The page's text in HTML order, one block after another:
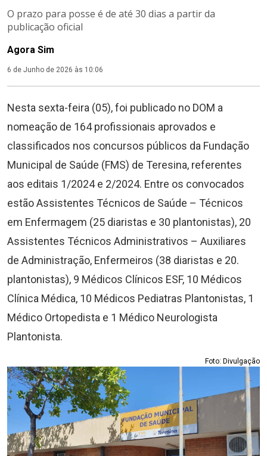
O prazo para posse é de até 30 dias a partir da
publicação oficial
Agora Sim
6 de Junho de 2026 às 10:06
Nesta sexta-feira (05), foi publicado no DOM a
nomeação de 164 profissionais aprovados e
classificados nos concursos públicos da Fundação
Municipal de Saúde (FMS) de Teresina, referentes
aos editais 1/2024 e 2/2024. Entre os convocados
estão Assistentes Técnicos de Saúde – Técnicos
em Enfermagem (25 diaristas e 30 plantonistas), 20
Assistentes Técnicos Administrativos – Auxiliares
de Administração, Enfermeiros (38 diaristas e 20.
plantonistas), 9 Médicos Clínicos ESF, 10 Médicos
Clínica Médica, 10 Médicos Pediatras Plantonistas, 1
Médico Ortopedista e 1 Médico Neurologista
Plantonista.
Foto: Divulgação